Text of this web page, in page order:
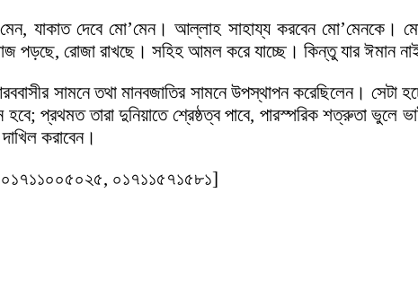
যাকাত দেবে মো’মেন। আল্লাহ সাহায্য করবেন
পড়ছে, রোজা রাখছে। সহিহ আমল করে যাচ্ছে। কিন্তু যার ঈমান
সামনে তথা মানবজাতির সামনে উপস্থাপন করেছিলেন। সেটা
প্রথমত তারা দুনিয়াতে শ্রেষ্ঠত্ব পাবে, পারস্পরিক শত্রুতা ভুলে
করাবেন।
০১৭১১০০৫০২৫, ০১৭১১৫৭১৫৮১]